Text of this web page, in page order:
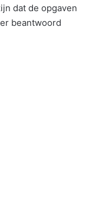
dat de opgaven
beantwoord